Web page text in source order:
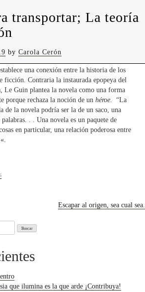
contacto
transportar; La teoría
by Carola Cerón
of Fiction», Ursula Le Guin presenta una
un arma. «The Carrier Bag Theory of
una conexión entre la historia de los
ficción. Contraria la instaurada epopeya del
Le Guin plantea la novela como una forma
porque rechaza la noción de un héroe. “La
de la novela podría ser la de un saco, una
. . Una novela es un paquete de
en particular, una relación poderosa entre
Escapar al origen, sea cual sea.
que ilumina es la que arde ¡Contribuya!